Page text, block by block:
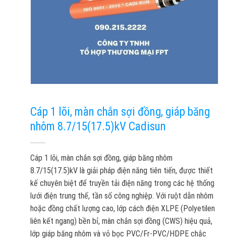
Cáp 1 lõi, màn chắn sợi đồng, giáp băng
nhôm 8.7/15(17.5)kV Cadisun
Cáp 1 lõi, màn chắn sợi đồng, giáp băng nhôm
8.7/15(17.5)kV là giải pháp điện năng tiên tiến, được thiết
kế chuyên biệt để truyền tải điện năng trong các hệ thống
lưới điện trung thế, tần số công nghiệp. Với ruột dẫn nhôm
hoặc đồng chất lượng cao, lớp cách điện XLPE (Polyetilen
liên kết ngang) bền bỉ, màn chắn sợi đồng (CWS) hiệu quả,
lớp giáp băng nhôm và vỏ bọc PVC/Fr-PVC/HDPE chắc